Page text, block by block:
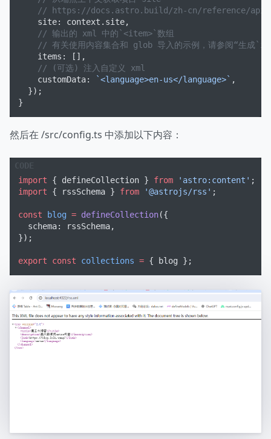
// https://docs.astro.build/zh-cn/reference/
    site: context.site,
    // 输出的 xml 中的`<item>`数组
// 有关使用内容集合和 glob 导入的示例，请参阅“生成
    items: [],
    // (可选) 注入自定义 xml
    customData:
`<language>en-us</language>` ,
  });
}
然后在 /src/config.ts 中添加以下内容：
import { defineCollection } from 'astro:content' ;
import { rssSchema } from '@astrojs/rss' ;
const blog = defineCollection({
  schema: rssSchema,
});
export const collections = { blog };